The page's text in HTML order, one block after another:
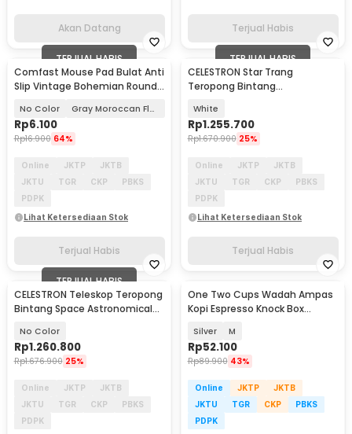
Akan Datang Terjual Habis
TERJUAL HABIS
Comfast Mouse Pad Bulat Anti
Slip Vintage Bohemian Round
No Color Gray Moroccan Floral
Rp6.100
Rp16.900 64%
Online JKTP
JKTB
JKTU
TGR CKP
PBKS
PDPK
Lihat Ketersediaan Stok
Terjual Habis
TERJUAL HABIS
CELESTRON Star Trang
Teropong Bintang
White
Rp1.255.700
Rp1.670.900 25%
Online JKTP
JKTB
JKTU
TGR CKP
PBKS
PDPK
Lihat Ketersediaan Stok
Terjual Habis
TERJUAL HABIS
CELESTRON Teleskop Teropong
Bintang Space Astronomical
No Color
Rp1.260.800
Rp1.676.900 25%
Online JKTP
JKTB
JKTU
TGR CKP
PBKS
PDPK
One Two Cups Wadah Ampas
Kopi Espresso Knock Box
Silver M
Rp52.100
Rp89.900 43%
Online JKTP
JKTB
JKTU
TGR CKP
PBKS
PDPK